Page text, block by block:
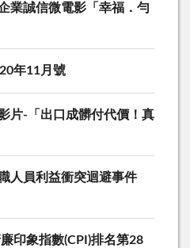
業誠信微電影「幸福．勻
年11月號
片-「出口成髒付代價！真
人員利益衝突迴避事件
印象指數(CPI)排名第28